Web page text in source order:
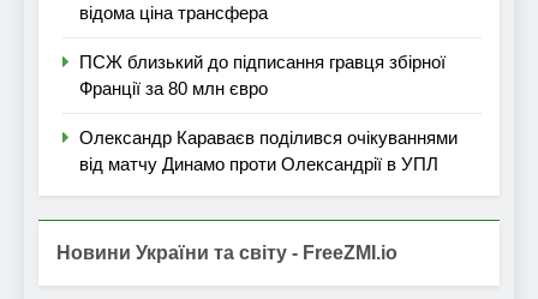
відома ціна трансфера
ПСЖ близький до підписання гравця збірної
Франції за 80 млн євро
Олександр Караваєв поділився очікуваннями
від матчу Динамо проти Олександрії в УПЛ
Новини України та світу - FreeZMI.io